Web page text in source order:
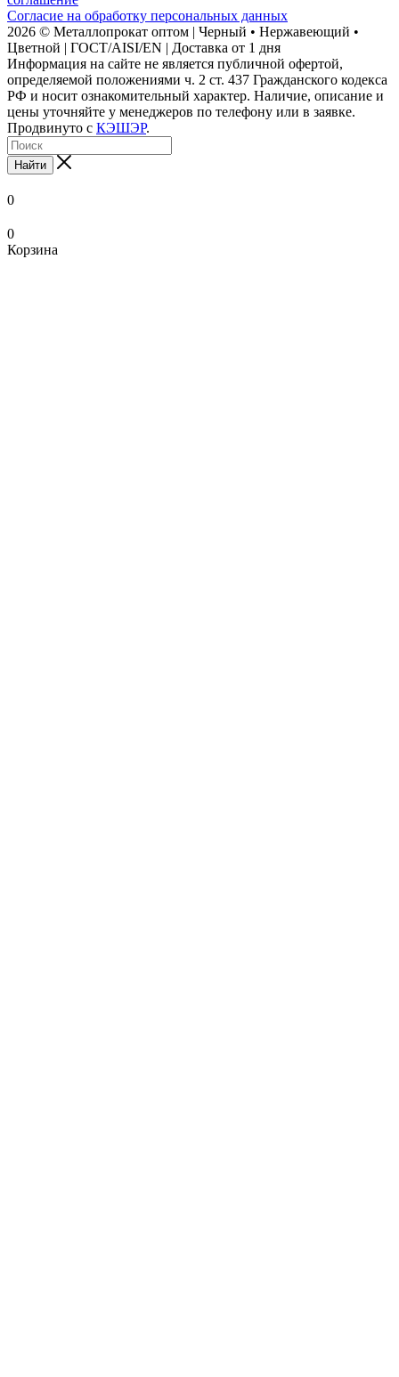
Согласие на обработку персональных данных
2026 © Металлопрокат оптом | Черный • Нержавеющий •
Цветной | ГОСТ/AISI/EN | Доставка от 1 дня
Информация на сайте не является публичной офертой,
определяемой положениями ч. 2 ст. 437 Гражданского кодекса
РФ и носит ознакомительный характер. Наличие, описание и
цены уточняйте у менеджеров по телефону или в заявке.
Продвинуто с КЭШЭР.
Найти
0
0
Корзина